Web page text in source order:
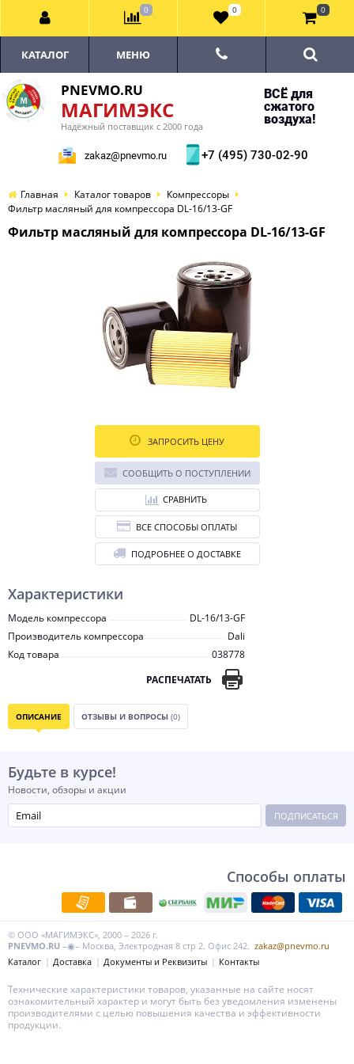
PNEVMO.RU
МАГИМЭКС
Надёжный поставщик с 2000 года
ВСЁ для
сжатого
воздуха!
zakaz@pnevmo.ru +7 (495) 730-02-90
КАТАЛОГ МЕНЮ
Главная Каталог товаров
Компрессоры
Фильтр масляный для компрессора DL-16/13-GF
Фильтр масляный для компрессора DL-16/13-GF
Характеристики
Модель компрессора
DL-16/13-GF
Производитель компрессора
Dali
Код товара
038778
РАСПЕЧАТАТЬ
ЗАПРОСИТЬ ЦЕНУ
СООБЩИТЬ О ПОСТУПЛЕНИИ
СРАВНИТЬ
ВСЕ СПОСОБЫ ОПЛАТЫ
ПОДРОБНЕЕ О ДОСТАВКЕ
ОПИСАНИЕ ОТЗЫВЫ И ВОПРОСЫ (0)
Будьте в курсе!
Новости, обзоры и акции
ПОДПИСАТЬСЯ
Способы оплаты
© ООО «МАГИМЭКС», 2000 – 2026 г.
PNEVMO.RU –◉– Москва, Электродная 8 стр 2. Офис 242. zakaz@pnevmo.ru
Каталог
Доставка Документы и Реквизиты Контакты
0 0 0
Технические характеристики товаров, указанные на сайте носят
ознакомительный характер и могут быть без уведомления изменены
производителями с целью повышения качества и эффективности
продукции.